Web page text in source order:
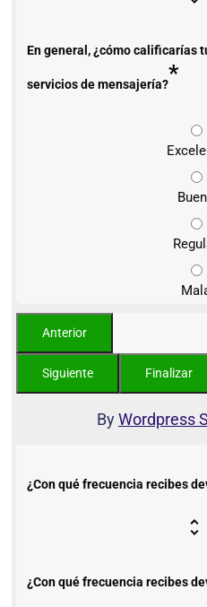
En general, ¿cómo calificarías
servicios de mensajería?*
ByWordpress
¿Con qué frecuencia recibes
¿Con qué frecuencia recibes